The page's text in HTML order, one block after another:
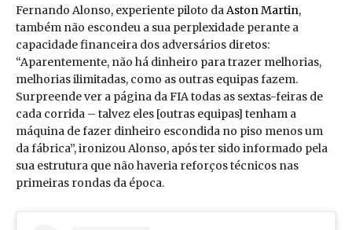
Fernando Alonso, experiente piloto daAston Martin,
também não escondeu a sua perplexidade perante a
capacidade financeira dos adversários diretos:
“Aparentemente, não há dinheiro para trazer melhorias,
melhorias ilimitadas, como as outras equipas fazem.
Surpreende ver a página da FIA todas as sextas-feiras de
cada corrida – talvez eles [outras equipas] tenham a
máquina de fazer dinheiro escondida no piso menos um
da fábrica”, ironizou Alonso, após ter sido informado pela
sua estrutura que não haveria reforços técnicos nas
primeiras rondas da época.